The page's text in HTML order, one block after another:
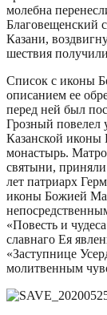
молебна
Благовещенский
Казани,
шествия
Список с иконы
описанием ее
перед ней был
Грозный повелел
Казанской иконы
монастырь.
святыни, приняли
лет патриарх
иконы Божией
«Повесть и
славнаго Ея
«Заступнице
молитвенным